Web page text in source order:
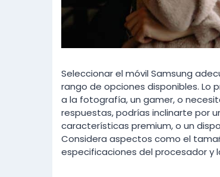
Seleccionar el móvil Samsung
rango de opciones disponibles. Lo
a la fotografía, un gamer, o
respuestas, podrías inclinarte por
características premium, o un
Considera aspectos como el
especificaciones del procesador y